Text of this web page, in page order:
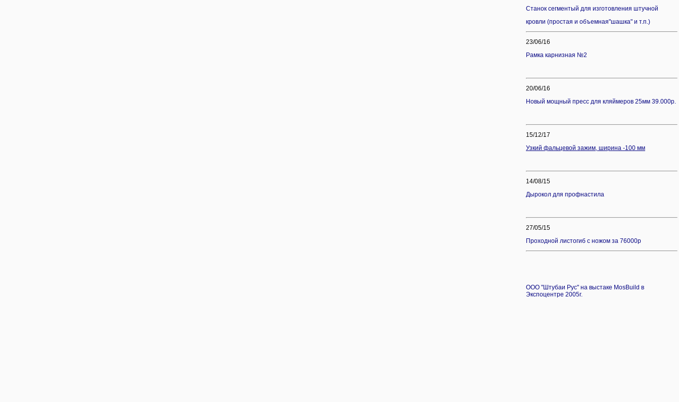
Станок сегментый для изготовления штучной
кровли (простая и объемная"шашка" и т.п.)
23/06/16
Рамка карнизная №2
20/06/16
Новый мощный пресс для кляймеров 25мм 39.000р.
15/12/17
Узкий фальцевой зажим, ширина -100 мм
14/08/15
Дырокол для профнастила
27/05/15
Проходной листогиб с ножом за 76000р
ООО "Штубаи Рус" на выстаке MosBuild в
Экспоцентре 2005г.